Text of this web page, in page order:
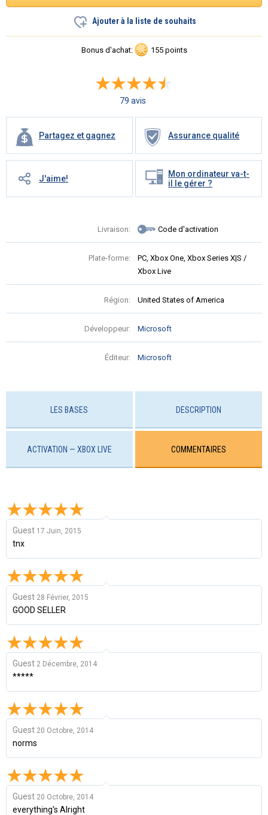
Ajouter à la liste de souhaits
Bonus d'achat: 155 points
79 avis
Partagez et gagnez Assurance qualité
J'aime!
Mon ordinateur va-t-
il le gérer ?
Livraison: Code d'activation
Plate-forme:
PC, Xbox One, Xbox Series X|S /
Xbox Live
Région: United States of America
Développeur: Microsoft
Éditeur: Microsoft
LES BASES DESCRIPTION
ACTIVATION — XBOX LIVE COMMENTAIRES
Guest 17 Juin, 2015
tnx
Guest 28 Février, 2015
GOOD SELLER
Guest 2 Décembre, 2014
*****
Guest 20 Octobre, 2014
norms
Guest 20 Octobre, 2014
everything's Alright